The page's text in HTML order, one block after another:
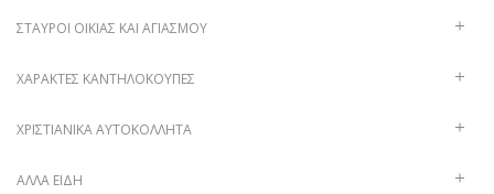
ΣΤΑΥΡΟΊ ΟΙΚΊΑΣ ΚΑΙ ΑΓΙΑΣΜΟΎ
ΧΑΡΑΚΤΈΣ ΚΑΝΤΗΛΌΚΟΥΠΕΣ
ΧΡΙΣΤΙΑΝΙΚΆ ΑΥΤΟΚΌΛΛΗΤΑ
ΑΛΛΑ ΕΙΔΗ